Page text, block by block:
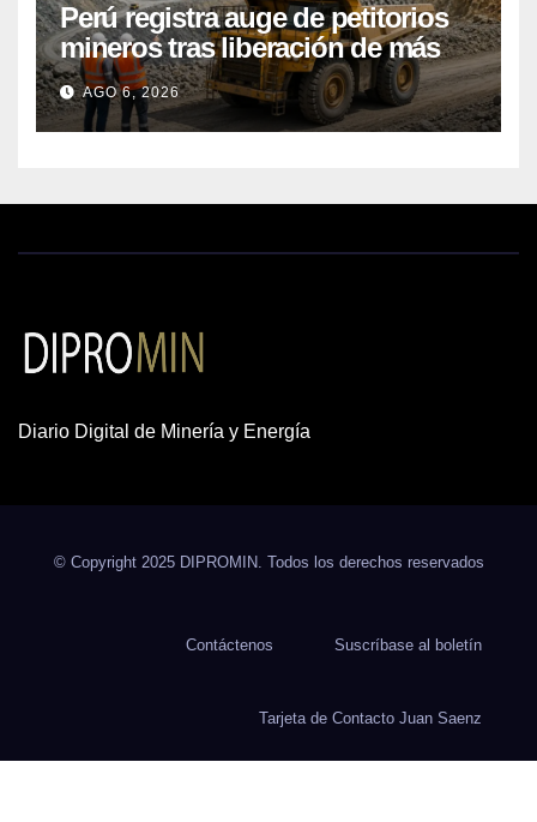
Perú registra auge de petitorios
mineros tras liberación de más
de mil concesiones para explorar
cobre y oro
AGO 6, 2026
Diario Digital de Minería y Energía
© Copyright 2025 DIPROMIN. Todos los derechos reservados
Contáctenos Suscríbase al boletín
Tarjeta de Contacto Juan Saenz